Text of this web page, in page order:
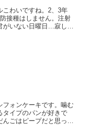
こわいですね。2、3年
接種はしません。注射
がいない日曜日…寂し
フォンケーキです。噛む
タイプのパンが好きで
ごはピープだと思って